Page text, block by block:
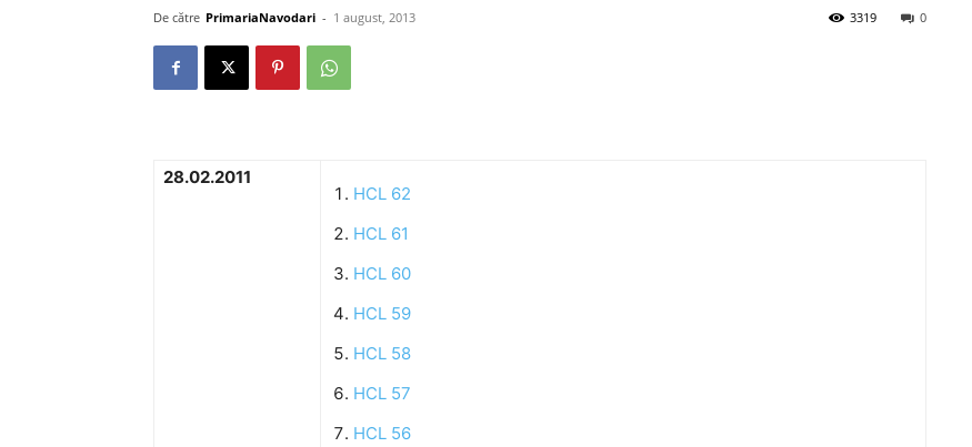
De către PrimariaNavodari - 1 august, 2013 0
3319
28.02.2011
HCL 62
HCL 61
HCL 60
HCL 59
HCL 58
HCL 57
HCL 56